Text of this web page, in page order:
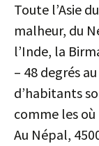
Toute l’Asie
malheur, du
l’Inde, la
– 48 degrés
d’habitants
comme les où
Au Népal,